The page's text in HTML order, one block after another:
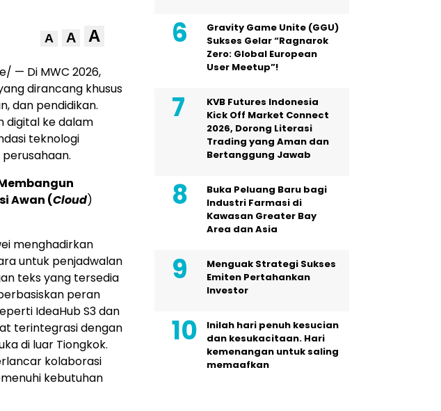
A A A
— Di MWC 2026,
dirancang khusus
dan pendidikan.
digital ke dalam
teknologi
Awan (Cloud)
menghadirkan
untuk penjadwalan
teks yang tersedia
peran
IdeaHub S3 dan
terintegrasi dengan
di luar Tiongkok.
kolaborasi
kebutuhan
Gravity Game Unite (GGU)
Sukses Gelar “Ragnarok
Zero: Global European
User Meetup”!
KVB Futures Indonesia
Kick Off Market Connect
2026, Dorong Literasi
Trading yang Aman dan
Bertanggung Jawab
Buka Peluang Baru bagi
Industri Farmasi di
Kawasan Greater Bay
Area dan Asia
Menguak Strategi Sukses
Emiten Pertahankan
Investor
Inilah hari penuh kesucian
dan kesukacitaan. Hari
kemenangan untuk saling
memaafkan